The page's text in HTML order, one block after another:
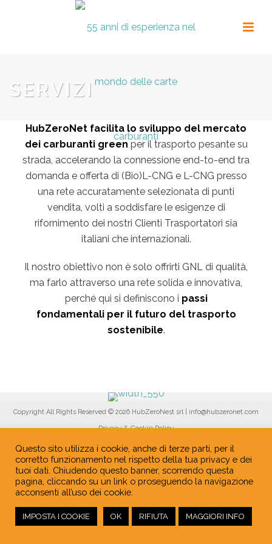
SERVIZI
HubZeroNet facilita lo sviluppo del mercato
dei carburanti green per il trasporto pesante su
strada, accelerando la connessione end-to-end tra
domanda e offerta di (Bio)L-CNG e L-CNG presso
una rete accuratamente selezionata di punti
vendita, volti a soddisfare le esigenze di
rifornimento dei nostri Clienti Trasportatori sia
italiani che internazionali.
Il nostro obiettivo non è solo offrirti GNL di qualità,
ma farlo attraverso una rete solida e innovativa,
perché qui si definiscono i passi
fondamentali per il futuro del trasporto
sostenibile.
Copyright All Rights Reserved © 2026 HubZeroNest srl | info@hubzeronet.com
Privacy & Cookie Policy
Questo sito utilizza i cookie, anche di terze parti, per il
corretto funzionamento nel rispetto della tua privacy e dei
tuoi dati. Chiudendo questo banner, scorrendo questa
pagina, cliccando su un link o proseguendo la navigazione
acconsenti all’uso dei cookie.
IMPOSTA I COOKIE OK RIFIUTA MAGGIORI INFO